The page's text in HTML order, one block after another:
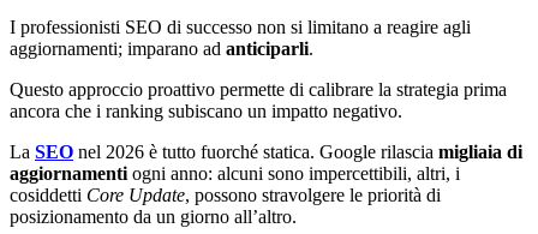
I professionisti SEO di successo non si limitano a reagire agli
aggiornamenti; imparano ad anticiparli.
Questo approccio proattivo permette di calibrare la strategia prima
ancora che i ranking subiscano un impatto negativo.
La SEO nel 2026 è tutto fuorché statica. Google rilascia migliaia di
aggiornamenti ogni anno: alcuni sono impercettibili, altri, i
cosiddetti Core Update, possono stravolgere le priorità di
posizionamento da un giorno all’altro.